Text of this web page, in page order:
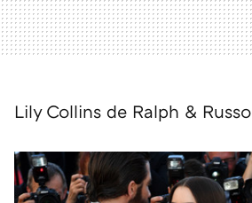
Lily Collins de Ralph & Russo